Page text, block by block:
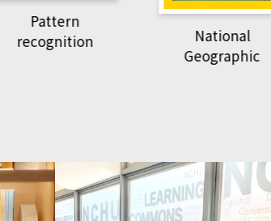
Pattern
recognition
National
Geographic